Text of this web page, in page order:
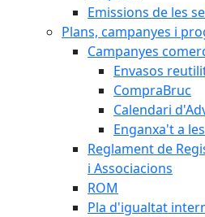
Emissions de les
Plans, campanyes i
Campanyes
Envasos
CompraBruc
Calendari
Enganxa't a
Reglament de
i Associacions
ROM
Pla d'igualtat